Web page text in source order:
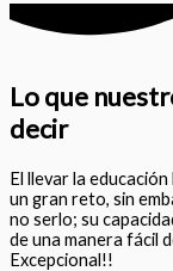
Lo que
decir
El llevar la
un gran reto, sin
no serlo; su
de una manera fácil
Excepcional!!